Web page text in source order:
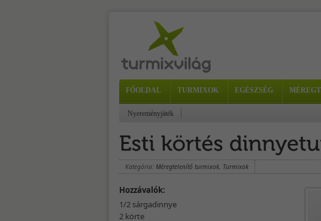
FŐOLDAL TURMIXOK EGÉSZSÉG
Nyereményjáték
Kategória: Méregtelenítő turmixok, Turmixok
Hozzávalók:
1/2 sárgadinnye
2 körte